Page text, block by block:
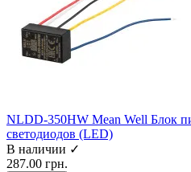
NLDD-350HW Mean Well Блок
светодиодов (LED)
В наличии ✓
287.00 грн.